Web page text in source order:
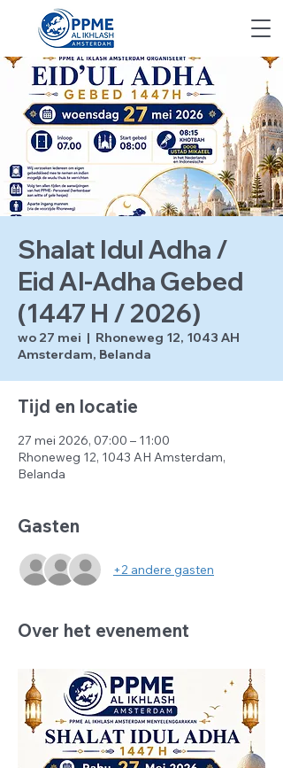
Shalat Idul Adha /
Eid Al-Adha Gebed
(1447 H / 2026)
wo 27 mei
  |
Rhoneweg 12, 1043 AH
Amsterdam, Belanda
Tijd en locatie
27 mei 2026, 07:00 – 11:00
Rhoneweg 12, 1043 AH Amsterdam,
Belanda
Gasten
+2 andere gasten
Over het evenement